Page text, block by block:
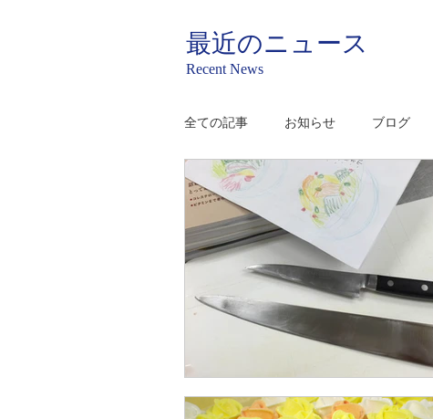
最近のニュース
Recent News
全ての記事 お知らせ ブログ